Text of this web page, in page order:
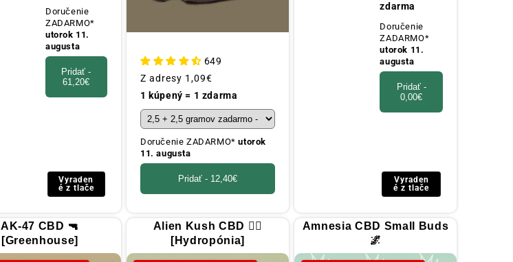
Doručenie
ZADARMO*
utorok 11.
augusta
Pridať -
61,20€
Vyraden
é z tlače
649
Obvyklá
cena
Z adresy 1,09€
1 kúpený = 1 zdarma
Doručenie ZADARMO*utorok
11. augusta
Pridať - 12,40€
zdarma
Doručenie
ZADARMO*
utorok 11.
augusta
Pridať -
0,00€
Vyraden
é z tlače
AK-47 CBD 🔫
[Greenhouse]
Alien Kush CBD 🧟‍♂️
[Hydropónia]
Amnesia CBD Small Buds
🌌